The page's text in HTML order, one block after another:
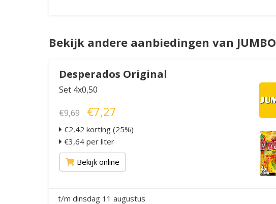
Bekijk andere aanbiedingen van JUMBO
Desperados Original
Set 4x0,50
€9,69 €7,27
€2,42 korting (25%)
€3,64 per liter
Bekijk online
t/m dinsdag 11 augustus